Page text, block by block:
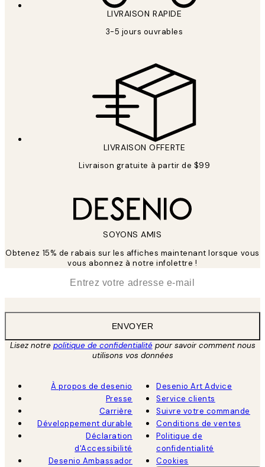
LIVRAISON RAPIDE
3-5 jours ouvrables
LIVRAISON OFFERTE
Livraison gratuite à partir de $99
SOYONS AMIS
Obtenez 15% de rabais sur les affiches maintenant lorsque vous
vous abonnez à notre infolettre !
ENVOYER
Lisez notre politique de confidentialitépour savoir comment nous
utilisons vos données
À propos de desenio
Presse
Carrière
Développement durable
Déclaration
d'Accessibilité
Desenio Ambassador
Desenio Art Advice
Service clients
Suivre votre commande
Conditions de ventes
Politique de
confidentialité
Cookies